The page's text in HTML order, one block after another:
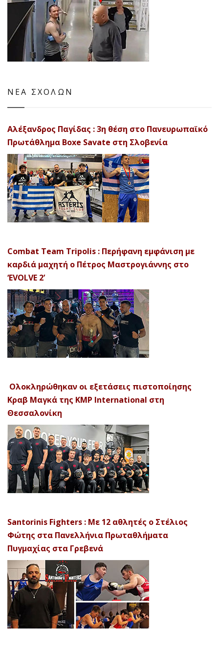
ΝΕΑ ΣΧΟΛΩΝ
Αλέξανδρος Παγίδας : 3η θέση στο Πανευρωπαϊκό
Πρωτάθλημα Boxe Savate στη Σλοβενία
Combat Team Tripolis : Περήφανη εμφάνιση με
καρδιά μαχητή ο Πέτρος Μαστρογιάννης στο
‘EVOLVE 2’
Ολοκληρώθηκαν οι εξετάσεις πιστοποίησης
Κραβ Μαγκά της KMP International στη
Θεσσαλονίκη
Santorinis Fighters : Με 12 αθλητές ο Στέλιος
Φώτης στα Πανελλήνια Πρωταθλήματα
Πυγμαχίας στα Γρεβενά